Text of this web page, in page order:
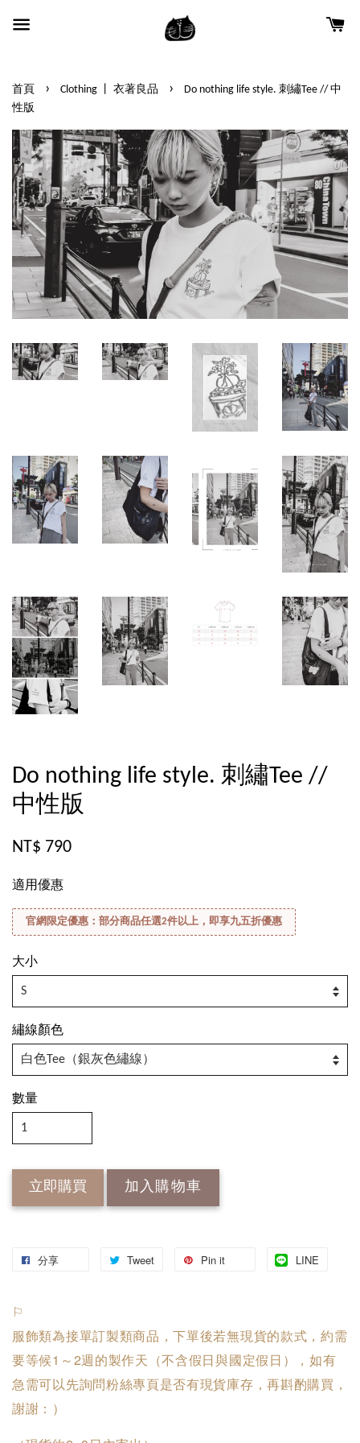
首頁 › Clothing 丨 衣著良品 ›
Do nothing life style. 刺繡Tee // 中
性版
Do nothing life style. 刺繡Tee //
中性版
NT$ 790
適用優惠
官網限定優惠：部分商品任選2件以上，即享九五折優惠
大小
繡線顏色
數量
立即購買 加入購物車
分享 Tweet Pin it LINE
⚐
服飾類為接單訂製類商品，下單後若無現貨的款式，約需
要等候1～2週的製作天（不含假日與國定假日），如有
急需可以先詢問粉絲專頁是否有現貨庫存，再斟酌購買，
謝謝：）